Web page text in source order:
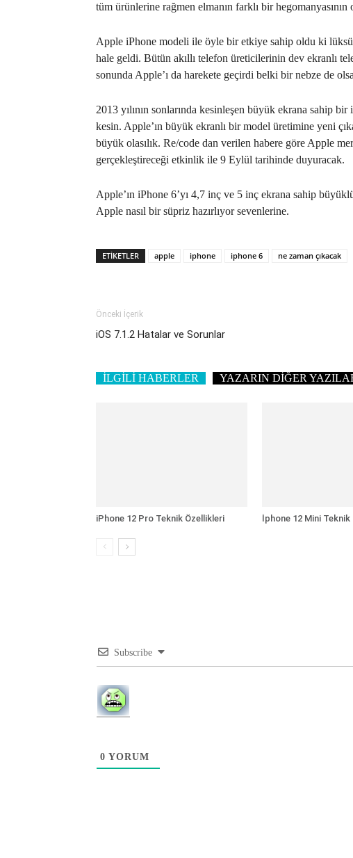
tüm ürünlerine rağmen elmanın farklı bir
Apple iPhone modeli ile öyle bir etkiye sahip oldu ki
hale geldi. Bütün akıllı telefon üreticilerinin dev ekranlı
sonunda Apple’ı da harekete geçirdi belki bir nebze de
2013 yılının sonlarında kesinleşen büyük ekrana sahip
kesin. Apple’ın büyük ekranlı bir model üretimine yeni
büyük olasılık. Re/code dan verilen habere göre Apple
gerçekleştireceği etkinlik ile 9 Eylül tarihinde duyuracak.
Apple’ın iPhone 6’yı 4,7 inç ve 5 inç ekrana sahip
Apple nasıl bir süpriz hazırlıyor sevenlerine.
ETIKETLER apple iphone iphone 6 ne zaman çıkacak
Önceki İçerik
iOS 7.1.2 Hatalar ve Sorunlar
İLGİLİ HABERLER YAZARIN DİĞER
iPhone 12 Pro Teknik Özellikleri İphone 12 Mini Teknik
Subscribe
0 YORUM